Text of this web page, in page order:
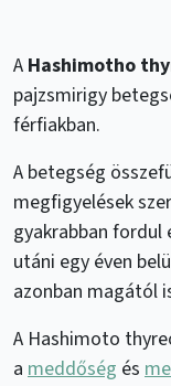
A Hashimotho
pajzsmirigy
férfiakban.
A betegség
megfigyelések
gyakrabban fordul
utáni egy éven
azonban magától
A Hashimoto
a meddőség és